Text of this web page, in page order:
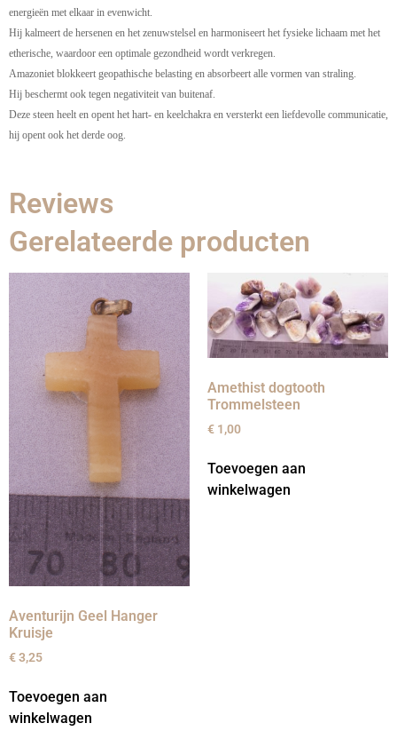
energieën met elkaar in evenwicht.
Hij kalmeert de hersenen en het zenuwstelsel en harmoniseert het fysieke lichaam met het
etherische, waardoor een optimale gezondheid wordt verkregen.
Amazoniet blokkeert geopathische belasting en absorbeert alle vormen van straling.
Hij beschermt ook tegen negativiteit van buitenaf.
Deze steen heelt en opent het hart- en keelchakra en versterkt een liefdevolle communicatie,
hij opent ook het derde oog.
Reviews
Gerelateerde producten
Aventurijn Geel Hanger
Kruisje
€3,25
Toevoegen aan
winkelwagen
Amethist dogtooth
Trommelsteen
€ 1,00
Toevoegen aan
winkelwagen